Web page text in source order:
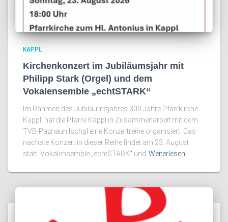
KAPPL
Kirchenkonzert im Jubiläumsjahr mit
Philipp Stark (Orgel) und dem
Vokalensemble „echtSTARK“
Im Rahmen des Jubiläumsjahres 300 Jahre Pfarrkirche
Kappl hat die Pfarre Kappl in Zusammenarbeit mit dem
TVB-Paznaun Ischgl eine Konzertreihe organisiert. Das
nächste Konzert in dieser Reihe findet am 23. August
statt. Vokalensemble „echtSTARK“ und Weiterlesen